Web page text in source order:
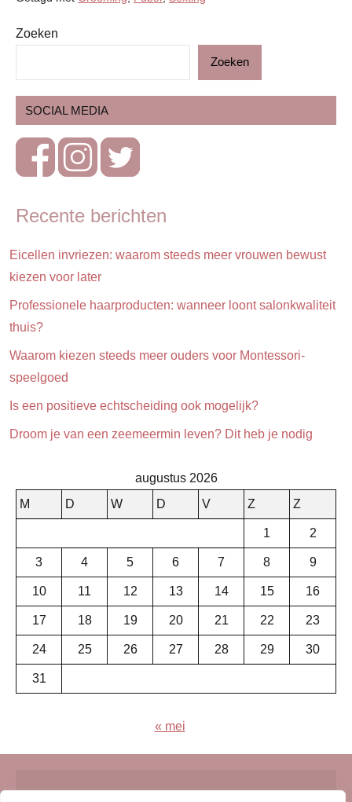
Gezin
Puber
Trends
Veiligheid
Zoeken
Zoeken
SOCIAL MEDIA
Recente berichten
Eicellen invriezen: waarom steeds meer vrouwen bewust
kiezen voor later
Professionele haarproducten: wanneer loont salonkwaliteit
thuis?
Waarom kiezen steeds meer ouders voor Montessori-
speelgoed
Is een positieve echtscheiding ook mogelijk?
Droom je van een zeemeermin leven? Dit heb je nodig
augustus 2026
M
D W D V Z Z
1 2
3 4 5 6 7 8 9
10 11 12 13 14 15 16
17 18 19 20 21 22 23
24 25 26 27 28 29 30
31
« mei